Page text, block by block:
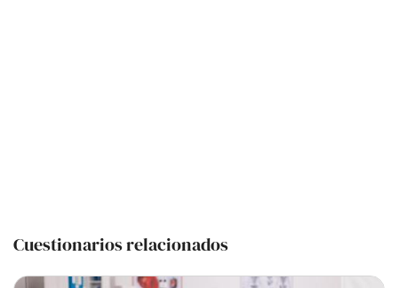
Cuestionarios relacionados